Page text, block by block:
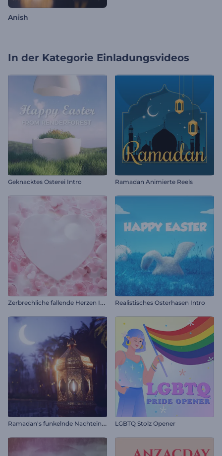
Anish
In der Kategorie Einladungsvideos
Geknacktes Osterei Intro Ramadan Animierte Reels
Z
erbrechliche fallende Herzen Intro Realistisches Osterhasen Intro
R
amadan's funkelnde Nachteinführung LGBTQ Stolz Opener